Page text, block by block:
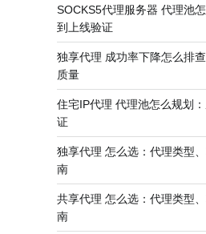
SOCKS5代理服务器 代理池
到上线验证
独享代理 成功率下降怎么排
质量
住宅IP代理 代理池怎么规划
证
独享代理 怎么选：代理类型
南
共享代理 怎么选：代理类型
南